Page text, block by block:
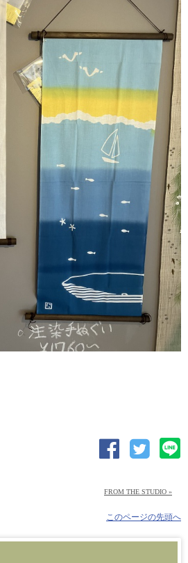
FROM THE STUDIO »
このページの先頭へ